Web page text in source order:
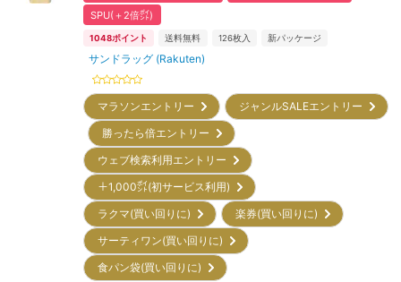
SPU(＋2倍㌽)
1048ポイント 送料無料 126枚入 新パッケージ
サンドラッグ (Rakuten)
マラソンエントリー
ジャンルSALEエントリー
勝ったら倍エントリー
ウェブ検索利用エントリー
＋1,000㌽(初サービス利用)
ラクマ(買い回りに)
楽券(買い回りに)
サーティワン(買い回りに)
食パン袋(買い回りに)